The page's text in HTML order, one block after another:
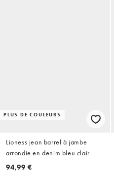
PLUS DE COULEURS
Lioness jean barrel à jambe
arrondie en denim bleu clair
94,99 €